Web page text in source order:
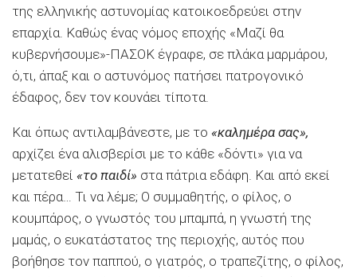
της ελληνικής αστυνομίας κατοικοεδρεύει στην
επαρχία. Καθώς ένας νόμος εποχής «Μαζί θα
κυβερνήσουμε»-ΠΑΣΟΚ έγραφε, σε πλάκα μαρμάρου,
ό,τι, άπαξ και ο αστυνόμος πατήσει πατρογονικό
έδαφος, δεν τον κουνάει τίποτα.
Και όπως αντιλαμβάνεστε, με το «καλημέρα σας»,
αρχίζει ένα αλισβερίσι με το κάθε «δόντι» για να
μετατεθεί «το παιδί» στα πάτρια εδάφη. Και από εκεί
και πέρα… Τι να λέμε; Ο συμμαθητής, ο φίλος, ο
κουμπάρος, ο γνωστός του μπαμπά, η γνωστή της
μαμάς, ο ευκατάστατος της περιοχής, αυτός που
βοήθησε τον παππού, ο γιατρός, ο τραπεζίτης, ο φίλος,